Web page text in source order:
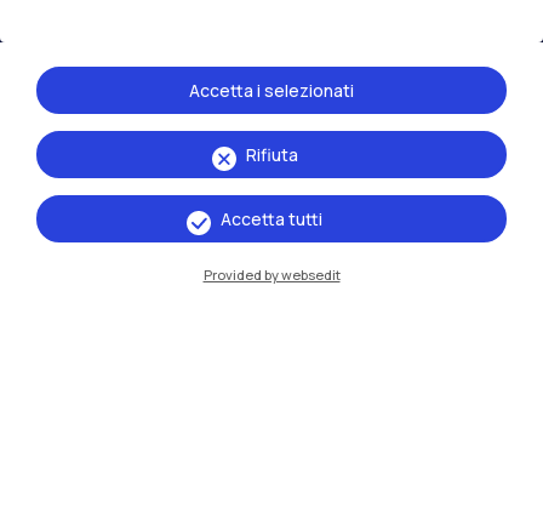
Rifiuta
Accetta i selezionati
Accetta tutti
Provided by websedit